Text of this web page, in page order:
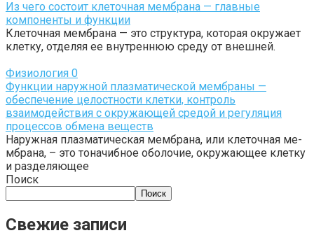
Из чего состоит клеточная мембрана — главные
компоненты и функции
Клеточная мембрана — это структура, которая окружает
клетку, отделяя ее внутреннюю среду от внешней.
Физиология 0
Функции наружной плазматической мембраны —
обеспечение целостности клетки, контроль
взаимодействия с окружающей средой и регуляция
процессов обмена веществ
На­ру­жная пла­з­ма­ти­ческая мем­бра­на, или кле­точ­ная ме­
мбра­на, – это то­на­чибное обо­ло­ч­ие, окру­жа­ю­щее кле­тку
и разде­ля­ю­щее
Поиск
Поиск
Свежие записи